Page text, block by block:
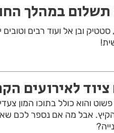
תשלום במהלך
ובן אל ועוד רבים וטובים
לאירועים
פשוט והוא כולל בתוכו המון
אבל מה אם נספר לכם